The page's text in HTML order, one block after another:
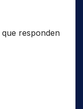
que responden